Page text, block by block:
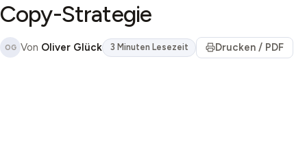
Copy-Strategie
OG Von Oliver Glück 3 Minuten Lesezeit Drucken / PDF